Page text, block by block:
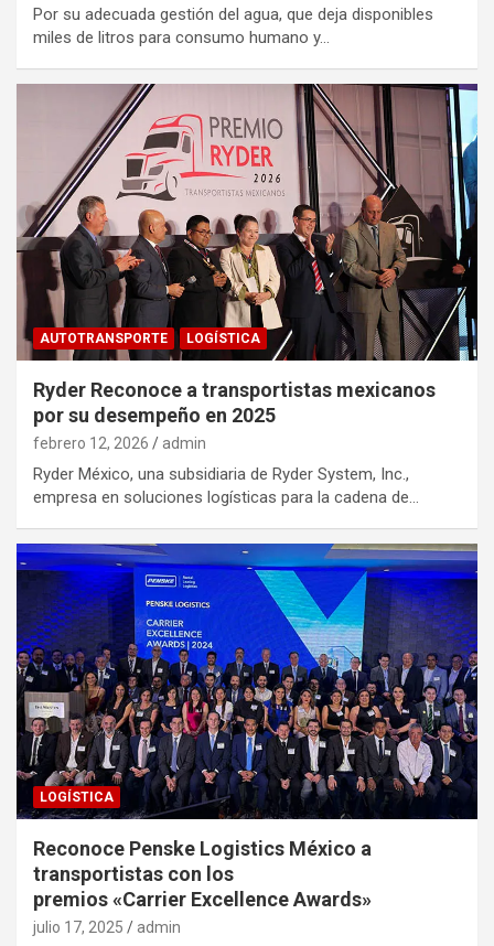
Por su adecuada gestión del agua, que deja disponibles
miles de litros para consumo humano y…
AUTOTRANSPORTE LOGÍSTICA
Ryder Reconoce a transportistas mexicanos
por su desempeño en 2025
febrero 12, 2026 admin
Ryder México, una subsidiaria de Ryder System, Inc.,
empresa en soluciones logísticas para la cadena de…
LOGÍSTICA
Reconoce Penske Logistics México a
transportistas con los
premios «Carrier Excellence Awards»
julio 17, 2025 admin